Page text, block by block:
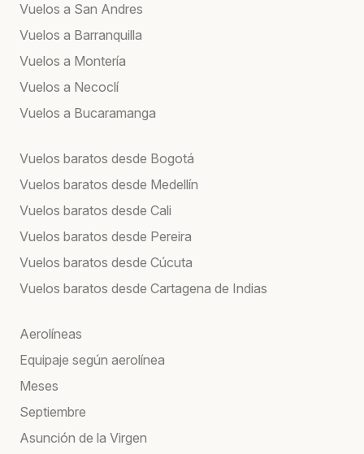
Vuelos a San Andres
Vuelos a Barranquilla
Vuelos a Montería
Vuelos a Necoclí
Vuelos a Bucaramanga
Vuelos baratos desde Bogotá
Vuelos baratos desde Medellín
Vuelos baratos desde Cali
Vuelos baratos desde Pereira
Vuelos baratos desde Cúcuta
Vuelos baratos desde Cartagena de Indias
Aerolíneas
Equipaje según aerolínea
Meses
Septiembre
Asunción de la Virgen